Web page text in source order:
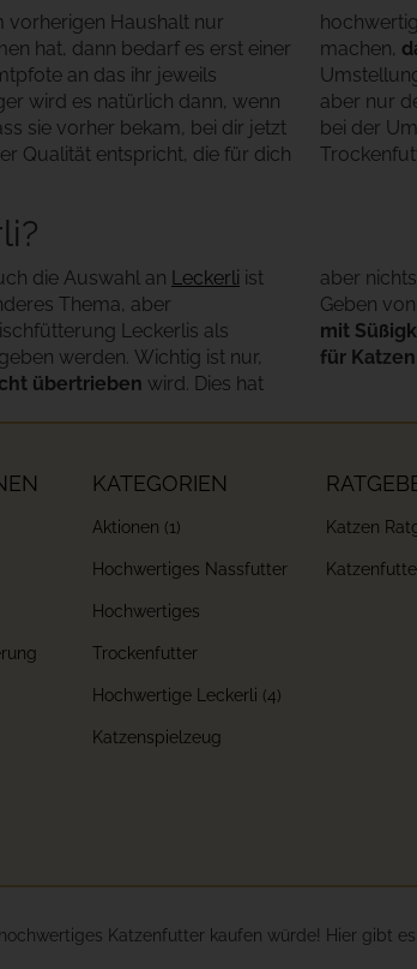
vorherigen Haushalt nur
hat, dann bedarf es erst einer
an das ihr jeweils
wird es natürlich dann, wenn
sie vorher bekam, bei dir jetzt
Qualität entspricht, die für dich
machen,
aber nur
bei der
die Auswahl an Leckerli ist
Thema, aber
Leckerlis als
werden. Wichtig ist nur,
übertrieben wird. Dies hat
aber
Geben
mit
für Katzen
KATEGORIEN
Aktionen (1)
Hochwertiges Nassfutter
Hochwertiges
Trockenfutter
Hochwertige Leckerli (4)
Katzenspielzeug
Katzen
Katzenfutter kaufen würde! Hier gibt